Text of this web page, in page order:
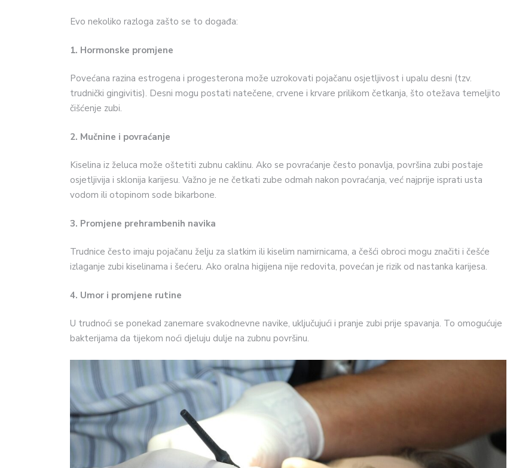
Evo nekoliko razloga zašto se to događa:
1. Hormonske promjene
Povećana razina estrogena i progesterona može uzrokovati pojačanu osjetljivost i upalu desni (tzv.
trudnički gingivitis). Desni mogu postati natečene, crvene i krvare prilikom četkanja, što otežava temeljito
čišćenje zubi.
2. Mučnine i povraćanje
Kiselina iz želuca može oštetiti zubnu caklinu. Ako se povraćanje često ponavlja, površina zubi postaje
osjetljivija i sklonija karijesu. Važno je ne četkati zube odmah nakon povraćanja, već najprije isprati usta
vodom ili otopinom sode bikarbone.
3. Promjene prehrambenih navika
Trudnice često imaju pojačanu želju za slatkim ili kiselim namirnicama, a češći obroci mogu značiti i češće
izlaganje zubi kiselinama i šećeru. Ako oralna higijena nije redovita, povećan je rizik od nastanka karijesa.
4. Umor i promjene rutine
U trudnoći se ponekad zanemare svakodnevne navike, uključujući i pranje zubi prije spavanja. To omogućuje
bakterijama da tijekom noći djeluju dulje na zubnu površinu.